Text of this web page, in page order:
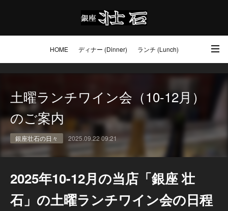
HOME ディナー (Dinner) ランチ (Lunch)
お土産 (Go to)
土曜ランチワイン会（10-12月）
のご案内
銀座壮石の日々 2025.09.22 09:21
2025年10-12月の当店「銀座 壮
石」の土曜ランチワイン会の日程